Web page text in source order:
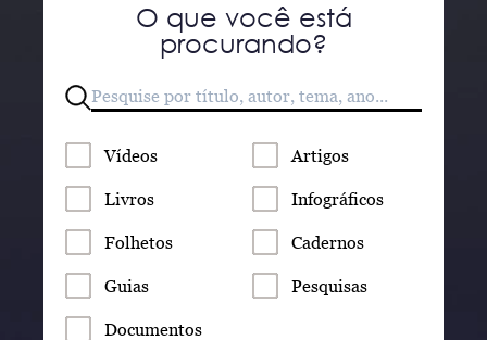
O que você está
procurando?
Vídeos Artigos
Livros Infográficos
Folhetos Cadernos
Guias Pesquisas
Documentos